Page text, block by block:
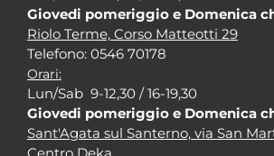
Giovedi pomeriggio e Domenica
Riolo Terme, Corso Matteotti 29
Telefono: 0546 70178
Orari:
Lun/Sab 9-12,30 / 16-19,30
Giovedi pomeriggio e Domenica
Sant'Agata sul Santerno, via San